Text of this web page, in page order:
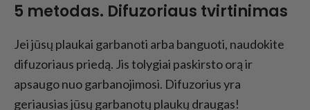
5 metodas. Difuzoriaus tvirtinimas
Jei jūsų plaukai garbanoti arba banguoti, naudokite
difuzoriaus priedą. Jis tolygiai paskirsto orą ir
apsaugo nuo garbanojimosi. Difuzorius yra
geriausias jūsų garbanotų plaukų draugas!